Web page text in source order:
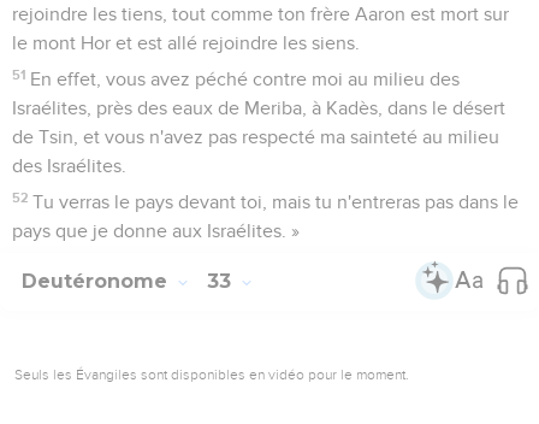
rejoindre les tiens, tout comme ton frère Aaron est mort sur
le mont Hor et est allé rejoindre les siens.
51 En effet, vous avez péché contre moi au milieu des
Israélites, près des eaux de Meriba, à Kadès, dans le désert
de Tsin, et vous n'avez pas respecté ma sainteté au milieu
des Israélites.
52 Tu verras le pays devant toi, mais tu n'entreras pas dans le
pays que je donne aux Israélites. »
Deutéronome 33
Seuls les Évangiles sont disponibles en vidéo pour le moment.